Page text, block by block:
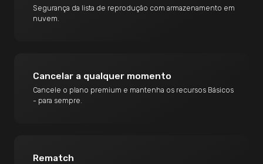
Segurança da lista de reprodução com armazenamento em
nuvem.
Cancelar a qualquer momento
Cancele o plano premium e mantenha os recursos Básicos
- para sempre.
Rematch